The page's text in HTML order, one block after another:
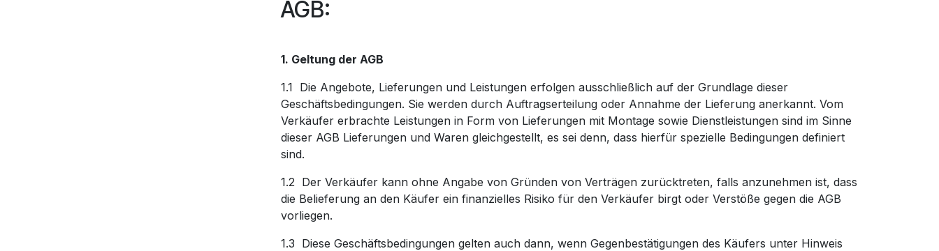
AGB:
1. Geltung der AGB
1.1 Die Angebote, Lieferungen und Leistungen erfolgen ausschließlich auf der Grundlage dieser
Geschäftsbedingungen. Sie werden durch Auftragserteilung oder Annahme der Lieferung anerkannt. Vom
Verkäufer erbrachte Leistungen in Form von Lieferungen mit Montage sowie Dienstleistungen sind im Sinne
dieser AGB Lieferungen und Waren gleichgestellt, es sei denn, dass hierfür spezielle Bedingungen definiert
sind.
1.2 Der Verkäufer kann ohne Angabe von Gründen von Verträgen zurücktreten, falls anzunehmen ist, dass
die Belieferung an den Käufer ein finanzielles Risiko für den Verkäufer birgt oder Verstöße gegen die AGB
vorliegen.
1.3 Diese Geschäftsbedingungen gelten auch dann, wenn Gegenbestätigungen des Käufers unter Hinweis